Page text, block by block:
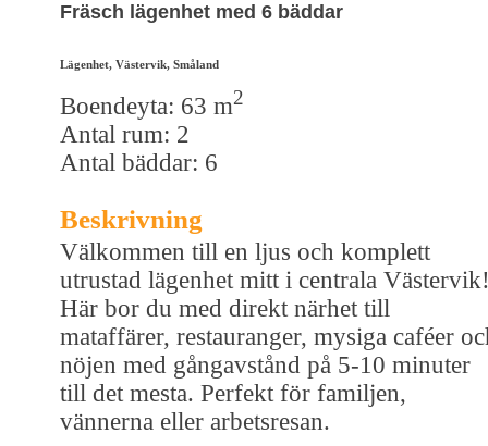
Fräsch lägenhet med 6 bäddar
Lägenhet, Västervik, Småland
Boendeyta: 63 m2
Antal rum: 2
Antal bäddar: 6
Beskrivning
Välkommen till en ljus och komplett
utrustad lägenhet mitt i centrala
Här bor du med direkt närhet till
mataffärer, restauranger, mysiga caféer
nöjen med gångavstånd på 5-10 minuter
till det mesta. Perfekt för familjen,
vännerna eller arbetsresan.